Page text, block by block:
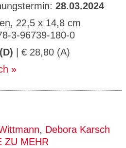
28.03.2024
22,5 x 14,8 cm
3-96739-180-0
| € 28,80 (A)
, Debora Karsch
ZU MEHR